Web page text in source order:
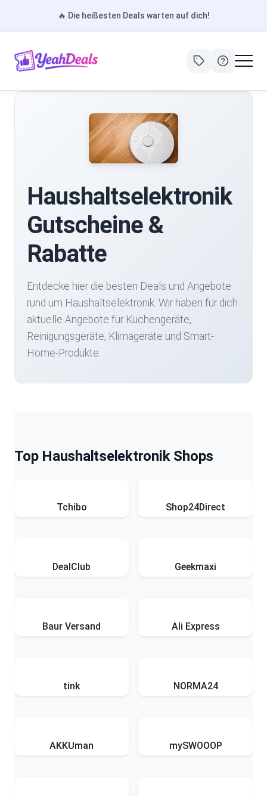
🔥 Die heißesten Deals warten auf dich!
Haushaltselektronik
Gutscheine &
Rabatte
Entdecke hier die besten Deals und Angebote
rund um Haushaltselektronik. Wir haben für dich
aktuelle Angebote für Küchengeräte,
Reinigungsgeräte, Klimageräte und Smart-
Home-Produkte.
Top Haushaltselektronik Shops
Tchibo Shop24Direct
DealClub Geekmaxi
Baur Versand Ali Express
tink NORMA24
AKKUman mySWOOOP